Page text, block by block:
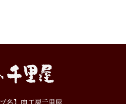
プ名】肉工房千里屋